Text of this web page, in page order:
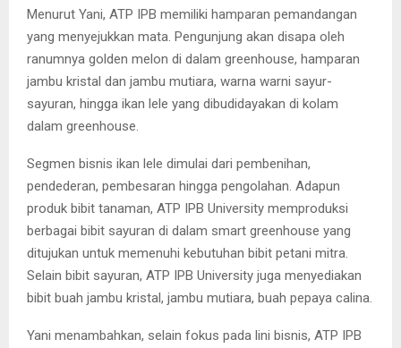
Menurut Yani, ATP IPB memiliki hamparan pemandangan
yang menyejukkan mata. Pengunjung akan disapa oleh
ranumnya golden melon di dalam greenhouse, hamparan
jambu kristal dan jambu mutiara, warna warni sayur-
sayuran, hingga ikan lele yang dibudidayakan di kolam
dalam greenhouse.
Segmen bisnis ikan lele dimulai dari pembenihan,
pendederan, pembesaran hingga pengolahan. Adapun
produk bibit tanaman, ATP IPB University memproduksi
berbagai bibit sayuran di dalam smart greenhouse yang
ditujukan untuk memenuhi kebutuhan bibit petani mitra.
Selain bibit sayuran, ATP IPB University juga menyediakan
bibit buah jambu kristal, jambu mutiara, buah pepaya calina.
Yani menambahkan, selain fokus pada lini bisnis, ATP IPB